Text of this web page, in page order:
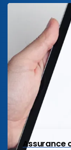
Assurance